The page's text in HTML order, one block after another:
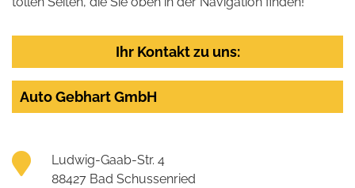
Ihr Kontakt zu uns:
Auto Gebhart GmbH
Ludwig-Gaab-Str. 4
88427 Bad Schussenried